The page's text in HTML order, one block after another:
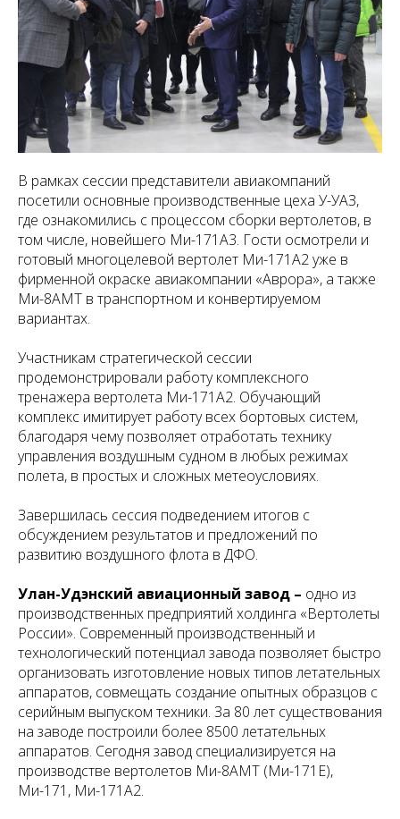
В рамках сессии представители авиакомпаний
посетили основные производственные цеха У-УАЗ,
где ознакомились с процессом сборки вертолетов, в
том числе, новейшего Ми-171А3. Гости осмотрели и
готовый многоцелевой вертолет Ми-171А2 уже в
фирменной окраске авиакомпании «Аврора», а также
Ми-8АМТ в транспортном и конвертируемом
вариантах.
Участникам стратегической сессии
продемонстрировали работу комплексного
тренажера вертолета Ми-171А2. Обучающий
комплекс имитирует работу всех бортовых систем,
благодаря чему позволяет отработать технику
управления воздушным судном в любых режимах
полета, в простых и сложных метеоусловиях.
Завершилась сессия подведением итогов с
обсуждением результатов и предложений по
развитию воздушного флота в ДФО.
Улан-Удэнский авиационный завод – одно из
производственных предприятий холдинга «Вертолеты
России». Современный производственный и
технологический потенциал завода позволяет быстро
организовать изготовление новых типов летательных
аппаратов, совмещать создание опытных образцов с
серийным выпуском техники. За 80 лет существования
на заводе построили более 8500 летательных
аппаратов. Сегодня завод специализируется на
производстве вертолетов Ми-8АМТ (Ми-171Е),
Ми-171, Ми-171А2.